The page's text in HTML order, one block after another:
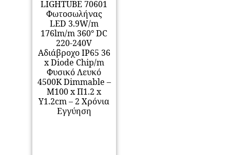
LIGHTUBE 70601
Φωτοσωλήνας
LED 3.9W/m
176lm/m 360° DC
220-240V
Αδιάβροχο IP65 36
x Diode Chip/m
Φυσικό Λευκό
4500K Dimmable –
Μ100 x Π1.2 x
Υ1.2cm – 2 Χρόνια
Εγγύηση